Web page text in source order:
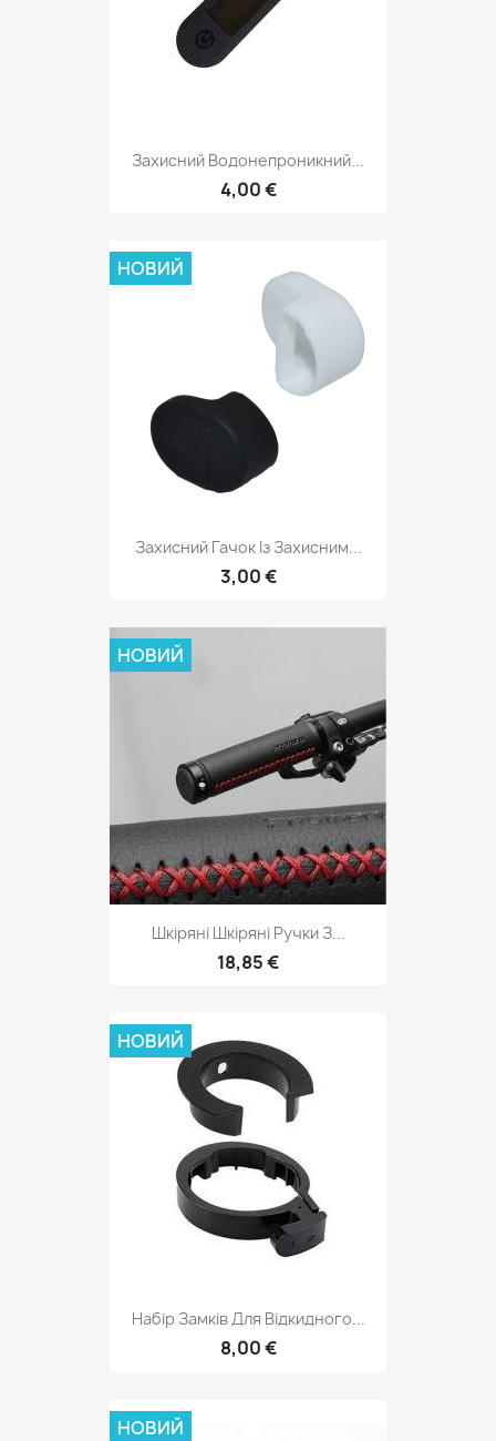
Захисний Водонепроникний...
4,00 €
Захисний Гачок Із Захисним...
3,00 €
НОВИЙ
Шкіряні Шкіряні Ручки З...
18,85 €
НОВИЙ
Набір Замків Для Відкидного...
8,00 €
НОВИЙ
НОВИЙ